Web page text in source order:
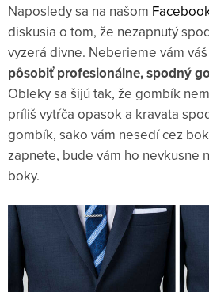
Naposledy sa na našom
diskusia o tom, že nezapnutý
vyzerá divne. Neberieme vám
pôsobiť profesionálne, spodný
Obleky sa šijú tak, že gombík
príliš vytŕča opasok a kravata
gombík, sako vám nesedí cez
zapnete, bude vám ho nevkusne
boky.